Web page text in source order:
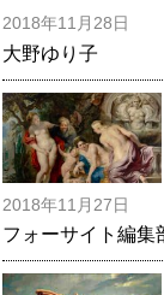
2018年11月28日
大野ゆり子
2018年11月27日
フォーサイト編集